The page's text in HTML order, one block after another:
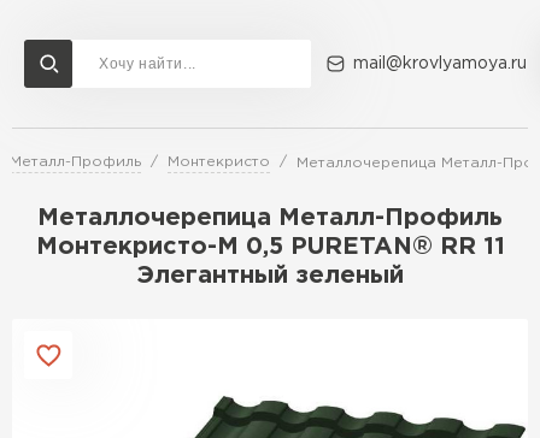
mail@krovlyamoya.ru
Металл-Профиль Монтекристо Металлочерепица Металл-
Металлочерепица Металл-Профиль
Монтекристо-M 0,5 PURETAN® RR 11
Элегантный зеленый
Сервисы расчета
Расчет штакетника для забора
Расчет водостока
Расчет софитов для кровли
Расчет кровли из профнастила
Доставка Контакты
ПЕРЕЙТИ